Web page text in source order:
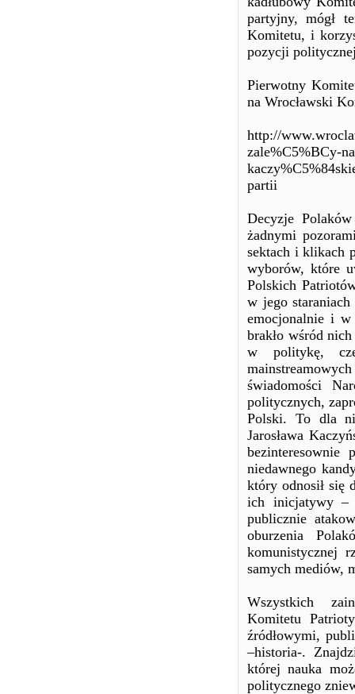
partyjny, mógł
Komitetu, i
pozycji
Pierwotny
na Wrocławski
http://
zale%C5%BCy-
partii
Decyzje
żadnymi
sektach i klikach
wyborów, które
Polskich
w jego
emocjonalnie i w
brakło wśród
w politykę,
świadomości
politycznych,
Polski. To dla
Jarosława
bezinteresownie
niedawnego
który odnosił się
ich inicjatywy –
publicznie
oburzenia
komunistycznej
samych mediów,
Wszystkich
Komitetu
źródłowymi,
–historia-.
której nauka
politycznego